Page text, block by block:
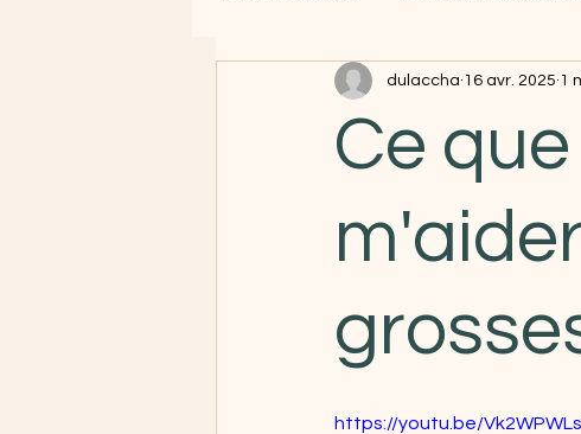
Ce
dulaccha 16 avr. 2025 1
https://youtu.be/